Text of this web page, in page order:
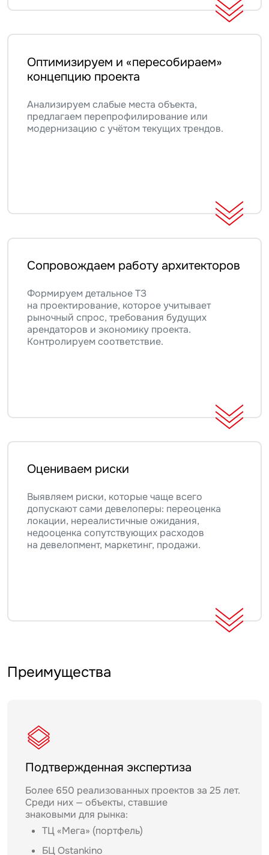
Оптимизируем и «пересобираем»
концепцию проекта
Анализируем слабые места объекта,
предлагаем перепрофилирование или
модернизацию с учётом текущих трендов.
Сопровождаем работу архитекторов
Формируем детальное ТЗ
на проектирование, которое учитывает
рыночный спрос, требования будущих
арендаторов и экономику проекта.
Контролируем соответствие.
Оцениваем риски
Выявляем риски, которые чаще всего
допускают сами девелоперы: переоценка
локации, нереалистичные ожидания,
недооценка сопутствующих расходов
на девелопмент, маркетинг, продажи.
Преимущества
Подтвержденная экспертиза
Более 650 реализованных проектов за 25 лет.
Среди них — объекты, ставшие
знаковыми для рынка:
ТЦ «Мега» (портфель)
БЦ Ostankino